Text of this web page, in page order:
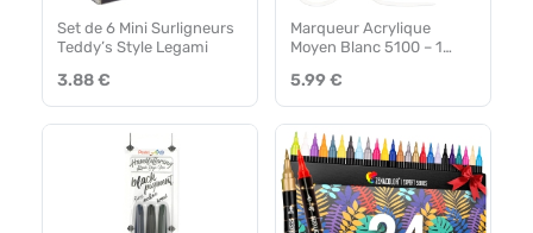
Set de 6 Mini Surligneurs
Teddy’s Style Legami
3.88 €
Marqueur Acrylique
Moyen Blanc 5100 – 1
5.99 €